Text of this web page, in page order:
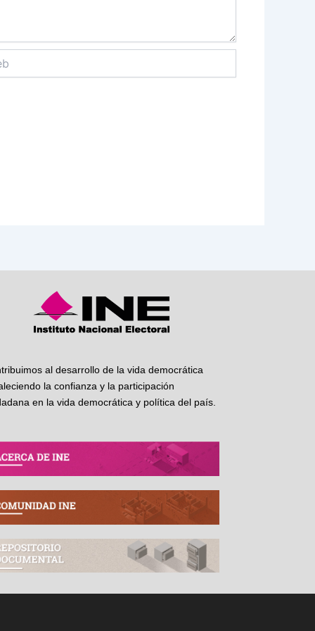
al desarrollo de la vida democrática
la confianza y la participación
en la vida democrática y política del país.